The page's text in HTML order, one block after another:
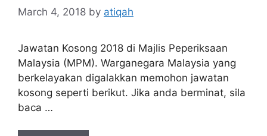
March 4, 2018 by atiqah
Jawatan Kosong 2018 di Majlis Peperiksaan
Malaysia (MPM). Warganegara Malaysia yang
berkelayakan digalakkan memohon jawatan
kosong seperti berikut. Jika anda berminat, sila
baca …